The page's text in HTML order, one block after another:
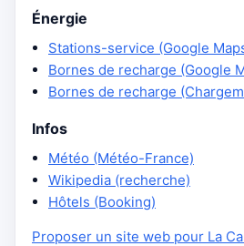
Énergie
Stations-service (Google
Bornes de recharge (Google
Bornes de recharge
Infos
Météo (Météo-France)
Wikipedia (recherche)
Hôtels (Booking)
Proposer un site web pour La